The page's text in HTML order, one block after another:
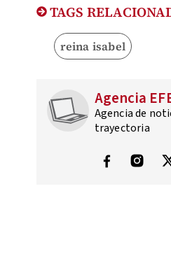
TAGS
reina isabel
Agencia
Agencia de
trayectoria